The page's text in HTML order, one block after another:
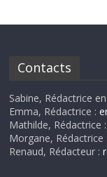
Contacts
Sabine, Rédactrice
Emma, Rédactrice :
Mathilde, Rédactrice
Morgane,
Renaud, Rédacteur :